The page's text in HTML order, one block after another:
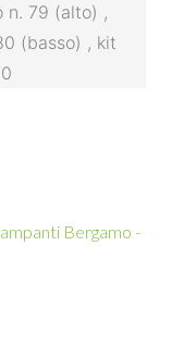
n. 79 (alto) ,
(basso) , kit
Bergamo -